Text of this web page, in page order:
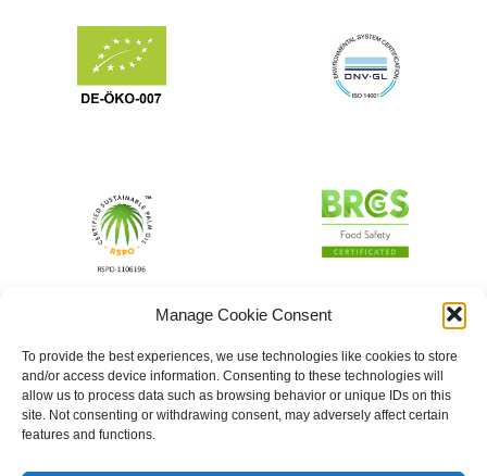
Manage Cookie Consent
To provide the best experiences, we use technologies like cookies to store
and/or access device information. Consenting to these technologies will
allow us to process data such as browsing behavior or unique IDs on this
site. Not consenting or withdrawing consent, may adversely affect certain
features and functions.